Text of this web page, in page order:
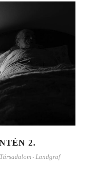
2.
Társadalom - Landgraf